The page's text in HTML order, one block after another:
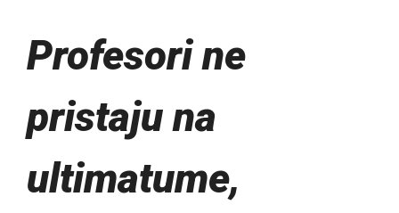
Profesori ne
pristaju na
ultimatume,